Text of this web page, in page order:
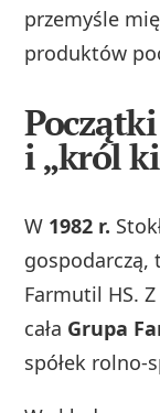
przemyśle
produktów
i „król
W 1982 r.
gospodarczą,
Farmutil HS.
cała Grupa
spółek